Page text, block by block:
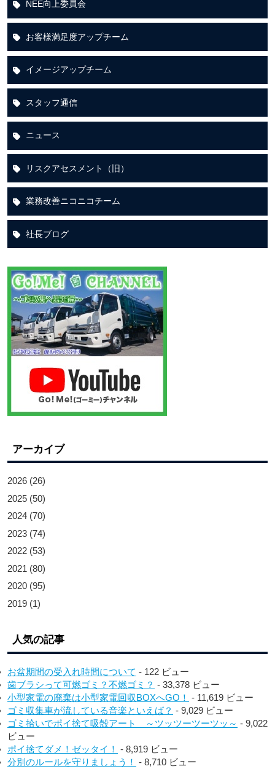
NEE向上委員会
お客様満足度アップチーム
イメージアップチーム
スタッフ通信
ニュース
リスクアセスメント（旧）
業務改善ニコニコチーム
社長ブログ
アーカイブ
2026 (26)
2025 (50)
2024 (70)
2023 (74)
2022 (53)
2021 (80)
2020 (95)
2019 (1)
人気の記事
お盆期間の受入れ時間について - 122 ビュー
歯ブラシって可燃ゴミ？不燃ゴミ？ - 33,378 ビュー
小型家電の廃棄は小型家電回収BOXへGO！ - 11,619 ビュー
ゴミ収集車が流している音楽といえば？ - 9,029 ビュー
ゴミ拾いでポイ捨て吸殻アート ～ツッツーツーツッ～ - 9,022
ビュー
ポイ捨てダメ！ゼッタイ！ - 8,919 ビュー
分別のルールを守りましょう！ - 8,710 ビュー